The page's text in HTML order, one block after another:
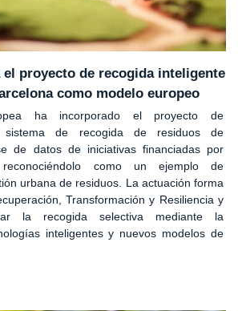
el proyecto de recogida inteligente
como modelo europeo
ha incorporado el proyecto de
sistema de recogida de residuos de
de datos de iniciativas financiadas por
como un ejemplo de
urbana de residuos. La actuación forma
Transformación y Resiliencia y
la recogida selectiva mediante la
inteligentes y nuevos modelos de